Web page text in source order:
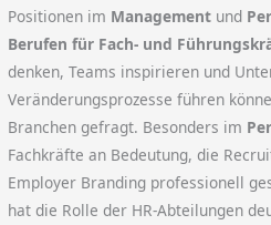
Positionen im Management und
Berufen für Fach- und
denken, Teams inspirieren und
Veränderungsprozesse führen
Branchen gefragt. Besonders im
Fachkräfte an Bedeutung, die
Employer Branding professionell
hat die Rolle der HR-Abteilungen